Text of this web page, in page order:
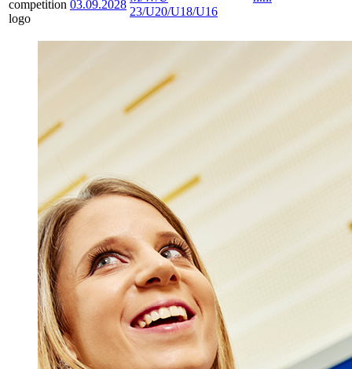
03.09.2028
23/U20/U18/U16